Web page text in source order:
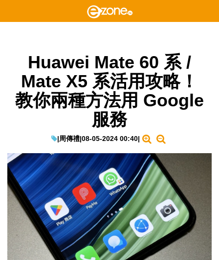
Huawei Mate 60 系 /
Mate X5 系活用攻略！
教你兩種方法用 Google
服務
|周傳禮|08-05-2024 00:40|